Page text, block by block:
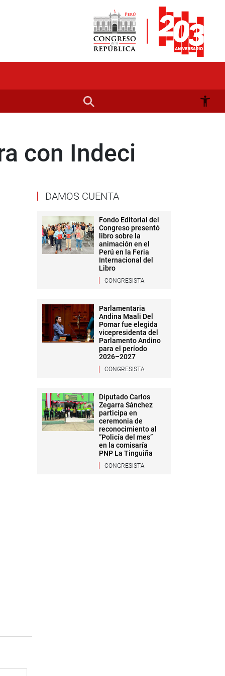
con Indeci
DAMOS CUENTA
Fondo Editorial del
Congreso presentó
libro sobre la
animación en el
Perú en la Feria
Internacional del
Libro
CONGRESISTA
Parlamentaria
Andina Maali Del
Pomar fue elegida
vicepresidenta del
Parlamento Andino
para el período
2026–2027
CONGRESISTA
Diputado Carlos
Zegarra Sánchez
participa en
ceremonia de
reconocimiento al
“Policía del mes”
en la comisaría
PNP La Tinguiña
CONGRESISTA